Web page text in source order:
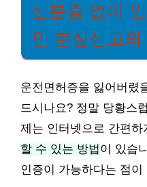
신분증 없이
인 분실신고의
운전면허증을 잃어버렸
드시나요? 정말 당황스
제는 인터넷으로 간편하
할 수 있는 방법이 있습
인증이 가능하다는 점